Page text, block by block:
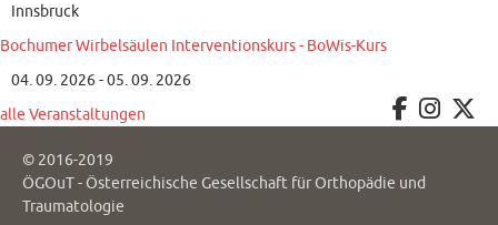
Innsbruck
Bochumer Wirbelsäulen Interventionskurs - BoWis-Kurs
04. 09. 2026 - 05. 09. 2026
alle Veranstaltungen
© 2016-2019
ÖGOuT - Österreichische Gesellschaft für Orthopädie und
Traumatologie